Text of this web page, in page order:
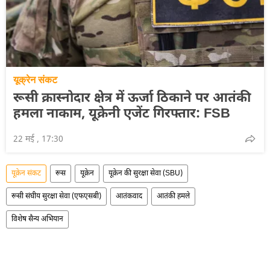
यूक्रेन संकट
रूसी क्रास्नोदार क्षेत्र में ऊर्जा ठिकाने पर आतंकी
हमला नाकाम, यूक्रेनी एजेंट गिरफ्तार: FSB
22 मई , 17:30
यूक्रेन संकट रूस यूक्रेन यूक्रेन की सुरक्षा सेवा (SBU)
रूसी संघीय सुरक्षा सेवा (एफएसबी) आतंकवाद आतंकी हमले
विशेष सैन्य अभियान